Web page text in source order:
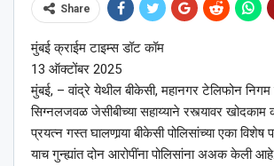
Share
मुंबई क्राईम टाइम्स डॉट कॉम
13 ऑक्टोंबर 2025
मुंबई, – वांद्रे येथील बीकेसी, महानगर टेलिफोन निगम
सिग्नलजवळ जेसीबीच्या सहाय्याने रस्त्यावर
प्रयत्न गस्त घालणार्‍या बीकेसी पोलिसांच्या एका
याच गुन्ह्यांत दोन आरोपींना पोलिसांना अअक केली